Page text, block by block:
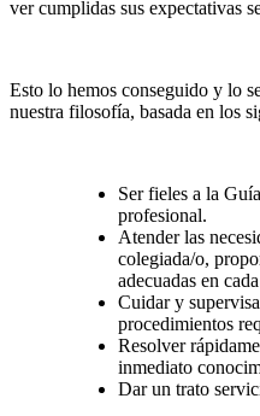
ver cumplidas sus expectativas
Esto lo hemos conseguido y lo
nuestra filosofía, basada en los
Ser fieles a la
profesional.
Atender las
colegiada/o,
adecuadas en
Cuidar y
procedimientos
Resolver
inmediato
Dar un trato